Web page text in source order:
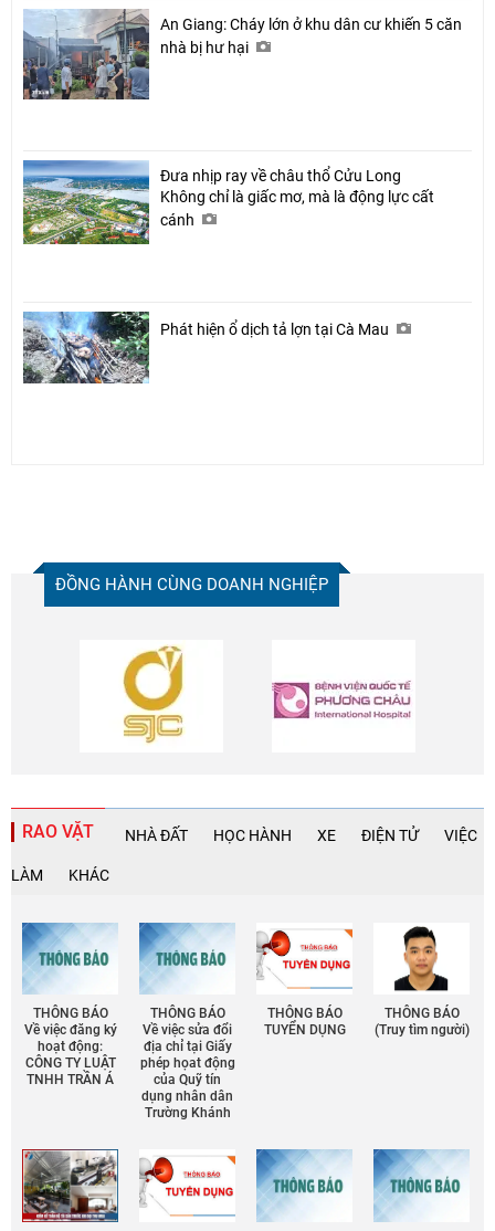
An Giang: Cháy lớn ở khu dân cư khiến 5 căn
nhà bị hư hại
Đưa nhịp ray về châu thổ Cửu Long
Không chỉ là giấc mơ, mà là động lực cất
cánh
Phát hiện ổ dịch tả lợn tại Cà Mau
ĐỒNG HÀNH CÙNG DOANH NGHIỆP
RAO VẶT NHÀ ĐẤT HỌC HÀNH XE ĐIỆN TỬ VIỆC
LÀM KHÁC
THÔNG BÁO
Về việc đăng ký
hoạt động:
CÔNG TY LUẬT
TNHH TRẦN Á
THÔNG BÁO
Về việc sửa đổi
địa chỉ tại Giấy
phép họat động
của Quỹ tín
dụng nhân dân
Trường Khánh
THÔNG BÁO
TUYỂN DỤNG
THÔNG BÁO
(Truy tìm người)